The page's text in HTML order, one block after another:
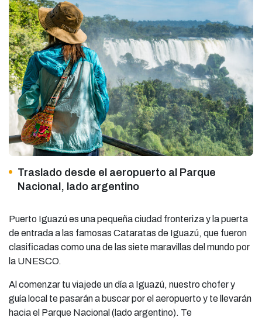
Traslado desde el aeropuerto al Parque
Nacional, lado argentino
Puerto Iguazú es una pequeña ciudad fronteriza y la puerta
de entrada a las famosas Cataratas de Iguazú, que fueron
clasificadas como una de las siete maravillas del mundo por
la UNESCO.
Al comenzar tu viajede un día a Iguazú, nuestro chofer y
guía local te pasarán a buscar por el aeropuerto y te llevarán
hacia el Parque Nacional (lado argentino). Te